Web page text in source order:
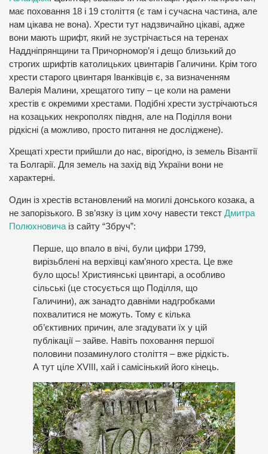
має поховання 18 і 19 століття (є там і сучасна частина, але
нам цікава не вона). Хрести тут надзвичайно цікаві, адже
вони мають шрифт, який не зустрічається на теренах
Наддніпрянщини та Причорномор’я і дещо близький до
строгих шрифтів католицьких цвинтарів Галичини. Крім того
хрести старого цвинтаря Іванківців є, за визначенням
Валерія Малини, хрещатого типу – це коли на рамени
хрестів є окремими хрестами. Подібні хрести зустрічаються
на козацьких некрополях півдня, але на Поділля вони
рідкісні (а можливо, просто питання не досліджене).
Хрещаті хрести прийшли до нас, вірогідно, із земель Візантії
та Болгарії. Для земель на захід від України вони не
характерні.
Один із хрестів встановлений на могилі донського козака, а
не запорізького. В зв’язку із цим хочу навести текст Дмитра
Полюхновича із сайту “Збруч”:
Перше, що впало в вічі, були цифри 1799,
вирізьблені на верхівці кам’яного хреста. Це вже
було щось! Християнські цвинтарі, а особливо
сільські (це стосується що Поділля, що
Галичини), аж занадто давніми надгробками
похвалитися не можуть. Тому є кілька
об’єктивних причин, але згадувати їх у цій
публікації – зайве. Навіть поховання першої
половини позаминулого століття – вже рідкість.
А тут ціле XVIII, хай і самісінький його кінець.